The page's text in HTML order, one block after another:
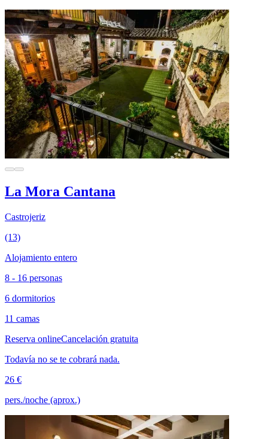
La Mora Cantana
Castrojeriz
(13)
Alojamiento entero
8 - 16 personas
6 dormitorios
11 camas
Reserva onlineCancelación gratuita
Todavía no se te cobrará nada.
26 €
pers./noche (aprox.)